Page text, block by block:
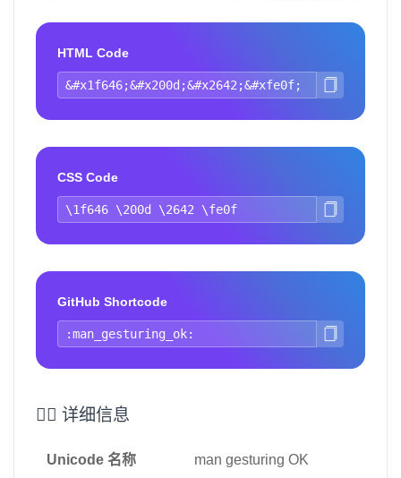
HTML Code
CSS Code
GitHub Shortcode
🙆‍♂️ 详细信息
Unicode 名称 man gesturing OK